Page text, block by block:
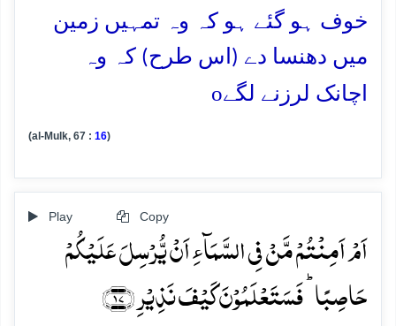
خوف ہو گئے ہو کہ وہ تمہیں زمین
میں دھنسا دے (اس طرح) کہ وہ
اچانک لرزنے لگےo
(al-Mulk, 67 : 16)
Play Copy
اَمۡ اَمِنۡتُمۡ مَّنۡ فِی السَّمَآءِ اَنۡ یُّرۡسِلَ عَلَیۡکُمۡ
حَاصِبًا ؕ فَسَتَعۡلَمُوۡنَ کَیۡفَ نَذِیۡرِ ﴿۱۷﴾